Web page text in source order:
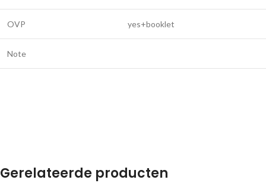
OVP yes+booklet
Note
Gerelateerde producten